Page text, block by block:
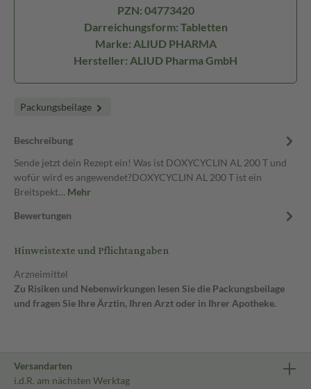
PZN: 04773420
Darreichungsform: Tabletten
Marke: ALIUD PHARMA
Hersteller: ALIUD Pharma GmbH
Packungsbeilage
Beschreibung
Sende jetzt dein Rezept ein! Was ist DOXYCYCLIN AL 200 T und
wofür wird es angewendet?DOXYCYCLIN AL 200 T ist ein
Breitspekt… Mehr
Bewertungen
Hinweistexte und Pflichtangaben
Arzneimittel
Zu Risiken und Nebenwirkungen lesen Sie die Packungsbeilage
und fragen Sie Ihre Ärztin, Ihren Arzt oder in Ihrer Apotheke.
Versandarten
i.d.R. am nächsten Werktag